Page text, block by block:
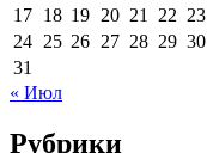
17 18 19 20 21 22 23
24 25 26 27 28 29 30
31
« Июл
Рубрики